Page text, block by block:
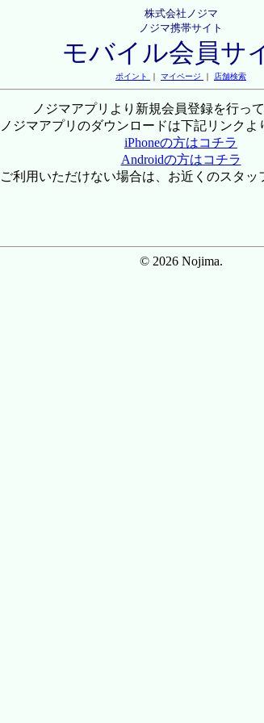
株式会社ノジマ
ノジマ携帯サイト
モバイル会員サ
ポイント ｜ マイページ ｜ 店舗検索
ノジマアプリより新規会員登録を行って
ノジマアプリのダウンロードは下記リンクよ
iPhoneの方はコチラ
Androidの方はコチラ
利用いただけない場合は、お近くのスタッ
© 2026 Nojima.